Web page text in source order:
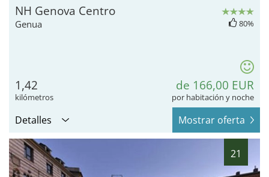
NH Genova Centro
Genua 80%
1,42
kilómetros
de 166,00 EUR
por habitación y noche
Detalles Mostrar oferta
21